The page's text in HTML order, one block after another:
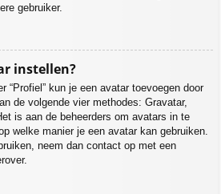
gebruiker.
instellen?
“Profiel” kun je een avatar toevoegen door
de volgende vier methodes: Gravatar,
is aan de beheerders om avatars in te
welke manier je een avatar kan gebruiken.
neem dan contact op met een